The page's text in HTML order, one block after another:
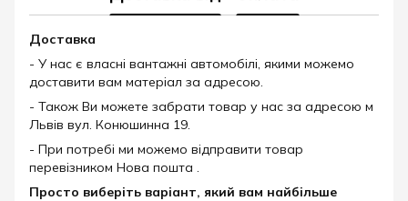
Доставка
- У нас є власні вантажні автомобілі, якими можемо
доставити вам матеріал за адресою.
- Також Ви можете забрати товар у нас за адресою м
Львів вул. Конюшинна 19.
- При потребі ми можемо відправити товар
перевізником Нова пошта .
Просто виберіть варіант, який вам найбільше